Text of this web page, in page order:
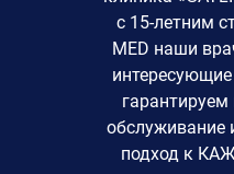
с 15-летним
MED наши
обслуживание
подход к